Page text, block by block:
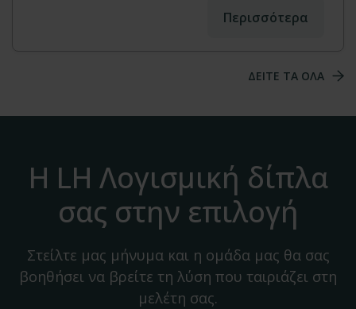
Περισσότερα
ΔΕΙΤΕ ΤΑ ΟΛΑ
Η LH Λογισμική δίπλα
σας στην επιλογή
Στείλτε μας μήνυμα και η ομάδα μας θα σας
βοηθήσει να βρείτε τη λύση που ταιριάζει στη
μελέτη σας.